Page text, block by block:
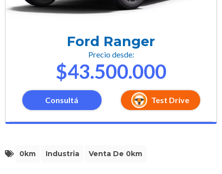
Ford Ranger
Precio desde:
$43.500.000
Consultá Test Drive
0km Industria Venta De 0km